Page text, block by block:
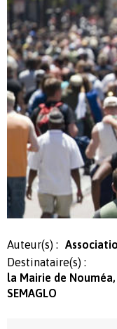
Auteur(s) :
Destinataire(s) :
la Mairie de
SEMAGLO